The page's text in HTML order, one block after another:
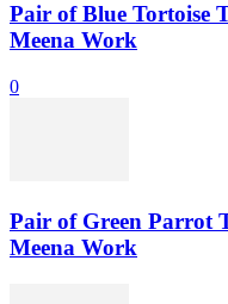
Pair of Blue Tortoise
Meena Work
0
Pair of Green Parrot
Meena Work